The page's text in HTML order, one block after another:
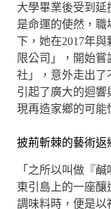
大學畢業後受到延
是命運的使然，
下，她在2017年
限公司」，開始
社」，意外走出了
引起了廣大的迴
現再造家鄉的可能
披荊斬棘的藝術
「之所以叫做『
東引島上的一座釀
調味料時，便是以